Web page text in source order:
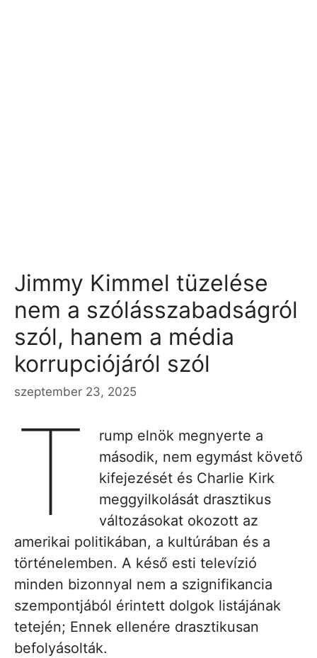
Jimmy Kimmel tüzelése
nem a szólásszabadságról
szól, hanem a média
korrupciójáról szól
szeptember 23, 2025
T
rump elnök megnyerte a
második, nem egymást követő
kifejezését és Charlie Kirk
meggyilkolását drasztikus
változásokat okozott az
amerikai politikában, a kultúrában és a
történelemben. A késő esti televízió
minden bizonnyal nem a szignifikancia
szempontjából érintett dolgok listájának
tetején; Ennek ellenére drasztikusan
befolyásolták.